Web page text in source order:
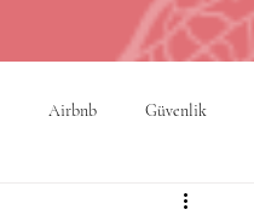
Airbnb Güvenlik
Akıllı Şehirler